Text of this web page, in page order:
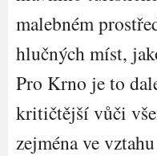
malebném
hlučných míst,
Pro Krno je to
kritičtější vůči
zejména ve